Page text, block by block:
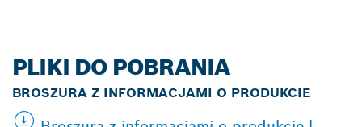
PLIKI DO POBRANIA
BROSZURA Z INFORMACJAMI O PRODUKCIE